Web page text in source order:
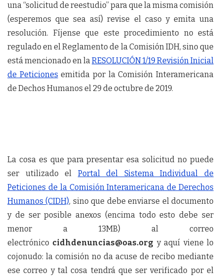
una “solicitud de reestudio” para que la misma comisión
(esperemos que sea así) revise el caso y emita una
resolución. Fíjense que este procedimiento no está
regulado en el Reglamento de la Comisión IDH, sino que
está mencionado en laRESOLUCIÓN 1/19 Revisión Inicial
de Peticiones emitida por la Comisión Interamericana
de Dechos Humanos el 29 de octubre de 2019.
La cosa es que para presentar esa solicitud no puede
ser utilizado el Portal del Sistema Individual de
Peticiones de la Comisión Interamericana de Derechos
Humanos (CIDH), sino que debe enviarse el documento
y de ser posible anexos (encima todo esto debe ser
menor a 13MB) al correo
electrónico cidhdenuncias@oas.org y aquí viene lo
cojonudo: la comisión no da acuse de recibo mediante
ese correo y tal cosa tendrá que ser verificado por el